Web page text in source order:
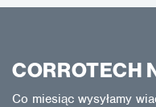
CORROTECH
Co miesiąc wysyłamy